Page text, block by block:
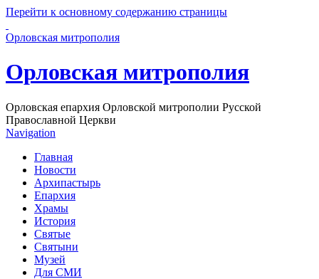
Перейти к основному содержанию страницы
Орловская митрополия
Орловская митрополия
Орловская епархия Орловской митрополии Русской
Православной Церкви
Navigation
Главная
Новости
Архипастырь
Епархия
Храмы
История
Святые
Святыни
Музей
Для СМИ